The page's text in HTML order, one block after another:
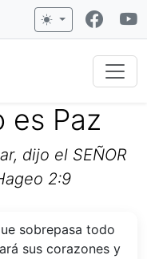
es Paz
dijo el SEÑOR
2:9
sobrepasa todo
sus corazones y